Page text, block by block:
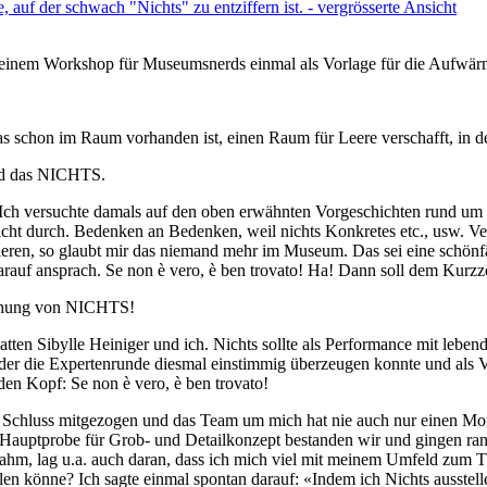
Workshop für Museumsnerds einmal als Vorlage für die
schon im Raum vorhanden ist, einen Raum für Leere verschafft, in
das NICHTS.
versuchte damals auf den oben erwähnten Vorgeschichten rund
durch. Bedenken an Bedenken, weil nichts Konkretes etc., usw.
so glaubt mir das niemand mehr im Museum. Das sei eine
ansprach. Se non è vero, è ben trovato! Ha! Dann soll dem
von NICHTS!
Sibylle Heiniger und ich. Nichts sollte als Performance mit
die Expertenrunde diesmal einstimmig überzeugen konnte und
Kopf: Se non è vero, è ben trovato!
mitgezogen und das Team um mich hat nie auch nur einen
für Grob- und Detailkonzept bestanden wir und gingen
lag u.a. auch daran, dass ich mich viel mit meinem Umfeld
könne? Ich sagte einmal spontan darauf: «Indem ich Nichts